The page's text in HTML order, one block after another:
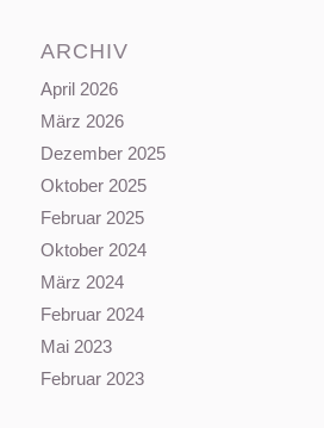
ARCHIV
April 2026
März 2026
Dezember 2025
Oktober 2025
Februar 2025
Oktober 2024
März 2024
Februar 2024
Mai 2023
Februar 2023